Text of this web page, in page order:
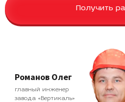
Получить
Романов Олег
главный инженер
завода «Вертикаль»